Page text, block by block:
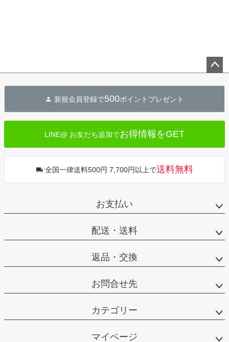
へ
新規会員登録で500ポイントプレゼント
LINE@ お友だち追加でお得情報をGET
全国一律送料500円 7,700円以上で送料無料
お支払い
配送・送料
返品・交換
お問合せ先
カテゴリー
マイページ